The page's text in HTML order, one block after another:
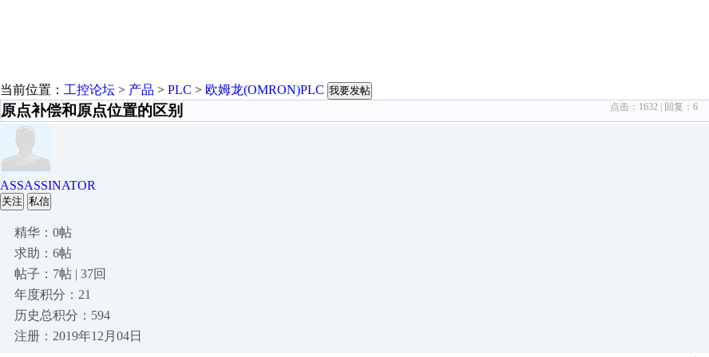
当前位置： 工控论坛 > 产品 > PLC > 欧姆龙(OMRON)PLC 我要发帖
原点补偿和原点位置的区别 点击： 1632 | 回复： 6
ASSASSINATOR
关注 私信
精华：0帖
求助：6帖
帖子：7帖 | 37回
年度积分：21
历史总积分：594
注册：2019年12月04日